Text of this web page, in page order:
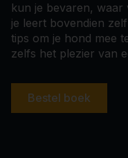
kun je bevaren, waar
je leert bovendien
tips om je hond mee
zelfs het plezier van
Bestel boek